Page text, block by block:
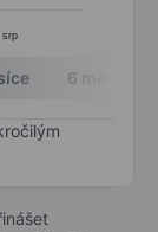
srp
6 měsíců